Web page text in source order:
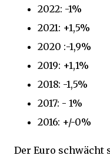
2022: -1%
2021: +1,5%
2020 :-1,9%
2019: +1,1%
2018: -1,5%
2017: - 1%
2016: +/-0%
Der Euro schwächt